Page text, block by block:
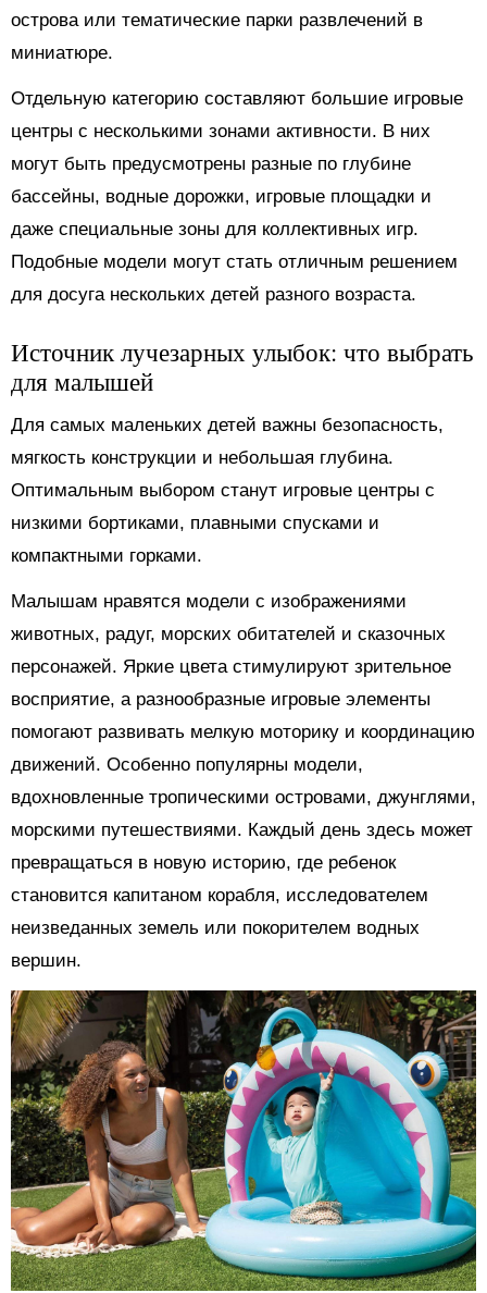
острова или тематические парки развлечений в
миниатюре.
Отдельную категорию составляют большие игровые
центры с несколькими зонами активности. В них
могут быть предусмотрены разные по глубине
бассейны, водные дорожки, игровые площадки и
даже специальные зоны для коллективных игр.
Подобные модели могут стать отличным решением
для досуга нескольких детей разного возраста.
Источник лучезарных улыбок: что выбрать
для малышей
Для самых маленьких детей важны безопасность,
мягкость конструкции и небольшая глубина.
Оптимальным выбором станут игровые центры с
низкими бортиками, плавными спусками и
компактными горками.
Малышам нравятся модели с изображениями
животных, радуг, морских обитателей и сказочных
персонажей. Яркие цвета стимулируют зрительное
восприятие, а разнообразные игровые элементы
помогают развивать мелкую моторику и координацию
движений. Особенно популярны модели,
вдохновленные тропическими островами, джунглями,
морскими путешествиями. Каждый день здесь может
превращаться в новую историю, где ребенок
становится капитаном корабля, исследователем
неизведанных земель или покорителем водных
вершин.